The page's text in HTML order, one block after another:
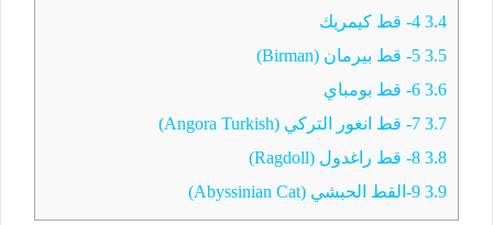
3.4
3.5
3.6
3.7
3.8
3.9